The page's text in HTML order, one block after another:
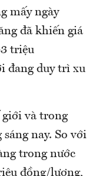
mấy ngày
đã khiến giá
triệu
đang duy trì xu
giới và trong
nay. So với
trong nước
đồng/lượng,